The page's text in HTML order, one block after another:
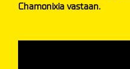
Chamonixia vastaan.